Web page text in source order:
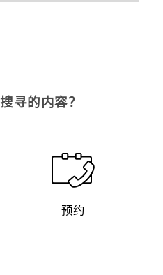
寻的内容？
预约